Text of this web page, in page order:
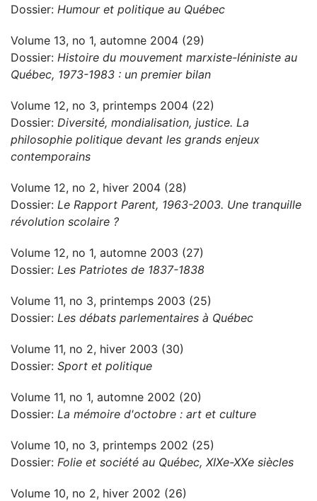
Dossier: Humour et politique au Québec
Volume 13, no 1, automne 2004 (29)
Dossier: Histoire du mouvement marxiste-léniniste au
Québec, 1973-1983 : un premier bilan
Volume 12, no 3, printemps 2004 (22)
Dossier: Diversité, mondialisation, justice. La
philosophie politique devant les grands enjeux
contemporains
Volume 12, no 2, hiver 2004 (28)
Dossier: Le Rapport Parent, 1963-2003. Une tranquille
révolution scolaire ?
Volume 12, no 1, automne 2003 (27)
Dossier: Les Patriotes de 1837-1838
Volume 11, no 3, printemps 2003 (25)
Dossier: Les débats parlementaires à Québec
Volume 11, no 2, hiver 2003 (30)
Dossier: Sport et politique
Volume 11, no 1, automne 2002 (20)
Dossier: La mémoire d'octobre : art et culture
Volume 10, no 3, printemps 2002 (25)
Dossier: Folie et société au Québec, XIXe-XXe siècles
Volume 10, no 2, hiver 2002 (26)